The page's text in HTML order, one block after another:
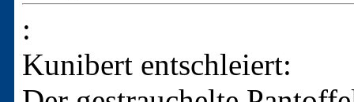
:
Kunibert entschleiert: